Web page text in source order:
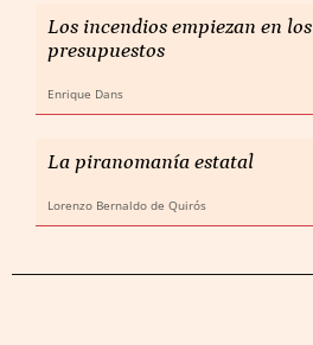
Los incendios empiezan en los
presupuestos
Enrique Dans
La piranomanía estatal
Lorenzo Bernaldo de Quirós